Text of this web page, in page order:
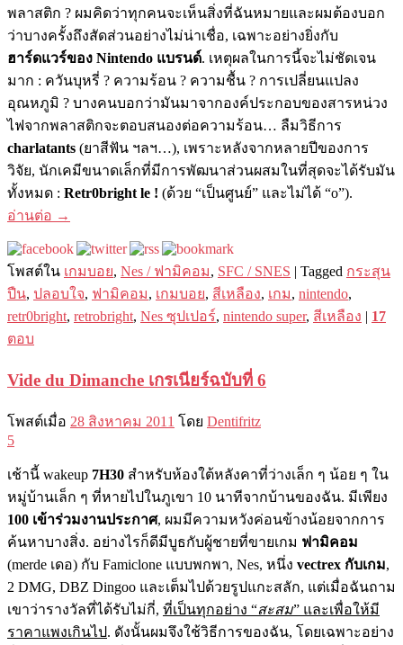
พลาสติก ? ผมคิดว่าทุกคนจะเห็นสิ่งที่ฉันหมายและผมต้องบอก
ว่าบางครั้งถึงสัดส่วนอย่างไม่น่าเชื่อ, เฉพาะอย่างยิ่งกับ
ฮาร์ดแวร์ของ Nintendo แบรนด์. เหตุผลในการนี​​้จะไม่ชัดเจน
มาก : ควันบุหรี่ ? ความร้อน ? ความชื้น ? การเปลี่ยนแปลง
อุณหภูมิ ? บางคนบอกว่ามันมาจากองค์ประกอบของสารหน่วง
ไฟจากพลาสติกจะตอบสนองต่อความร้อน… ลืมวิธีการ
charlatants (ยาสีฟัน ฯลฯ…), เพราะหลังจากหลายปีของการ
วิจัย, นักเคมีขนาดเล็กที่มีการพัฒนาส่วนผสมในที่สุดจะได้รับมัน
ทั้งหมด : Retr0bright le ! (ด้วย “เป็นศูนย์” และไม่ได้ “o”).
อ่านต่อ →
โพสต์ใน เกมบอย, Nes / ฟามิคอม, SFC / SNES | Tagged กระสุน
ปืน, ปลอบใจ, ฟามิคอม, เกมบอย, สีเหลือง, เกม, nintendo,
retr0bright, retrobright, Nes ซุปเปอร์, nintendo super, สีเหลือง | 17
ตอบ
Vide du Dimanche เกรเนียร์ฉบับที่ 6
โพสต์เมื่อ 28 สิงหาคม 2011 โดย Dentifritz
5
เช้านี้ wakeup 7H30 สำหรับห้องใต้หลังคาที่ว่างเล็ก ๆ น้อย ๆ ใน
หมู่บ้านเล็ก ๆ ที่หายไปในภูเขา 10 นาทีจากบ้านของฉัน. มีเพียง
100 เข้าร่วมงานประกาศ, ผมมีความหวังค่อนข้างน้อยจากการ
ค้นหาบางสิ่ง. อย่างไรก็ดีมีบูธกับผู้ชายที่ขายเกม ฟามิคอม
(merde เดอ) กับ Famiclone แบบพกพา, Nes, หนึ่ง vectrex กับเกม,
2 DMG, DBZ Dingoo และเต็มไปด้วยรูปแกะสลัก, แต่เมื่อฉันถาม
เขาว่ารางวัลที่ได้รับไม่กี่, ที่เป็นทุกอย่าง “สะสม” และเพื่อให้มี
ราคาแพงเกินไป. ดังนั้นผมจึงใช้วิธีการของฉัน, โดยเฉพาะอย่าง